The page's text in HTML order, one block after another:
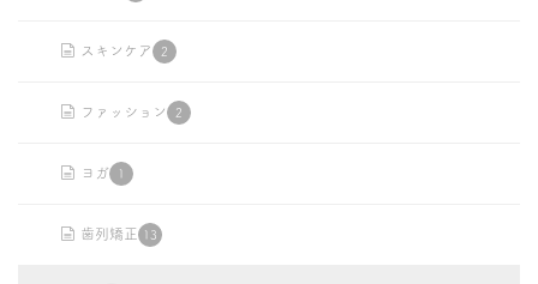
スキンケア 2
ファッション 2
ヨガ 1
歯列矯正 13